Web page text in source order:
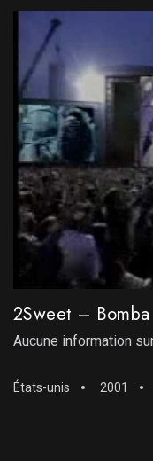
2Sweet –
Aucune information
États-unis 2001